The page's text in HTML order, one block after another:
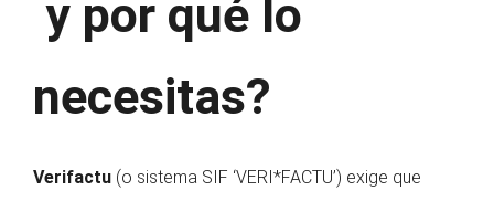
y por qué lo
necesitas?
Verifactu (o sistema SIF ‘VERI*FACTU’) exige que